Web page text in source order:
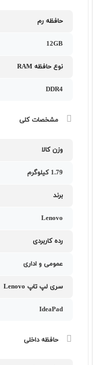
حافظه رم
12GB
نوع حافظه RAM
DDR4
مشخصات کلی
وزن کالا
1.79 کیلوگرم
برند
Lenovo
رده کاربردی
عمومی و اداری
سری لپ تاپ Lenovo
IdeaPad
حافظه داخلی